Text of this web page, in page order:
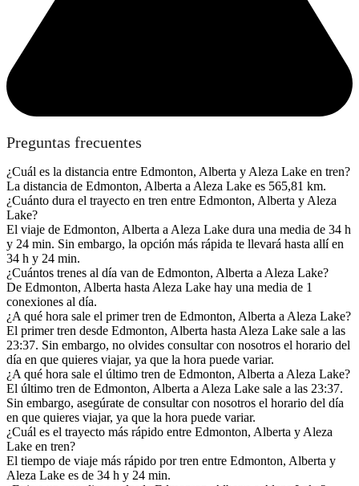
Preguntas frecuentes
¿Cuál es la distancia entre Edmonton, Alberta y Aleza Lake en tren?
La distancia de Edmonton, Alberta a Aleza Lake es 565,81 km.
¿Cuánto dura el trayecto en tren entre Edmonton, Alberta y Aleza
Lake?
El viaje de Edmonton, Alberta a Aleza Lake dura una media de 34 h
y 24 min. Sin embargo, la opción más rápida te llevará hasta allí en
34 h y 24 min.
¿Cuántos trenes al día van de Edmonton, Alberta a Aleza Lake?
De Edmonton, Alberta hasta Aleza Lake hay una media de 1
conexiones al día.
¿A qué hora sale el primer tren de Edmonton, Alberta a Aleza Lake?
El primer tren desde Edmonton, Alberta hasta Aleza Lake sale a las
23:37. Sin embargo, no olvides consultar con nosotros el horario del
día en que quieres viajar, ya que la hora puede variar.
¿A qué hora sale el último tren de Edmonton, Alberta a Aleza Lake?
El último tren de Edmonton, Alberta a Aleza Lake sale a las 23:37.
Sin embargo, asegúrate de consultar con nosotros el horario del día
en que quieres viajar, ya que la hora puede variar.
¿Cuál es el trayecto más rápido entre Edmonton, Alberta y Aleza
Lake en tren?
El tiempo de viaje más rápido por tren entre Edmonton, Alberta y
Aleza Lake es de 34 h y 24 min.